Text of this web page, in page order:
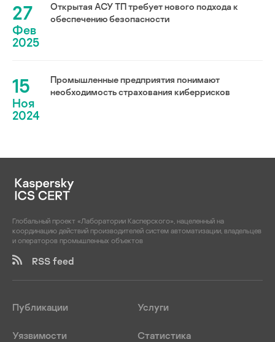
27
Фев
2025
Открытая АСУ ТП требует нового подхода к
обеспечению безопасности
15
Ноя
2024
Промышленные предприятия понимают
необходимость страхования киберрисков
Глобальный проект «Лаборатории Касперского», нацеленный на
координацию действий производителей систем автоматизации, владельцев
и операторов промышленных объектов
RSS feed
Публикации Услуги
Уязвимости Статистика